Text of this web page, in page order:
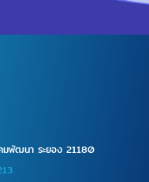
มพัฒนา ระยอง 21180